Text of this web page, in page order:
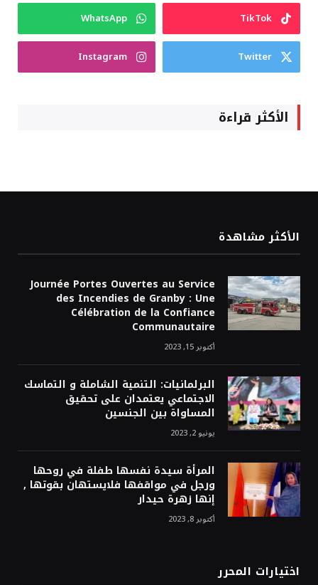
TikTok
WhatsApp
Twitter
Instagram
الأكثر قراءة
الأكثر مشاهدة
Journée Portes Ouvertes au Service
des Incendies de Granby : Une
Célébration de la Confiance
Communautaire
أكتوبر 15, 2023
البرلمانيات: التنمية الشاملة و التماسك
الاجتماعي يعتمدان على تحقيق
المساواة بين الجنسين
يونيو 2, 2023
المرأة سيدة نفسها طفلة في روحها
ورجل في مواقفها فلايستهان بقوتها ,
إنها زهرة حيدار
أكتوبر 8, 2023
اختيارات المحرر